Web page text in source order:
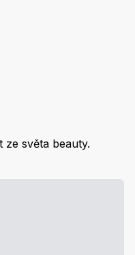
ze světa beauty.